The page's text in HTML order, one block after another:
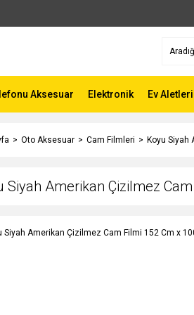
Aksesuar Elektronik Ev Aletleri
Oto Aksesuar Cam Filmleri Koyu Siyah
Siyah Amerikan Çizilmez